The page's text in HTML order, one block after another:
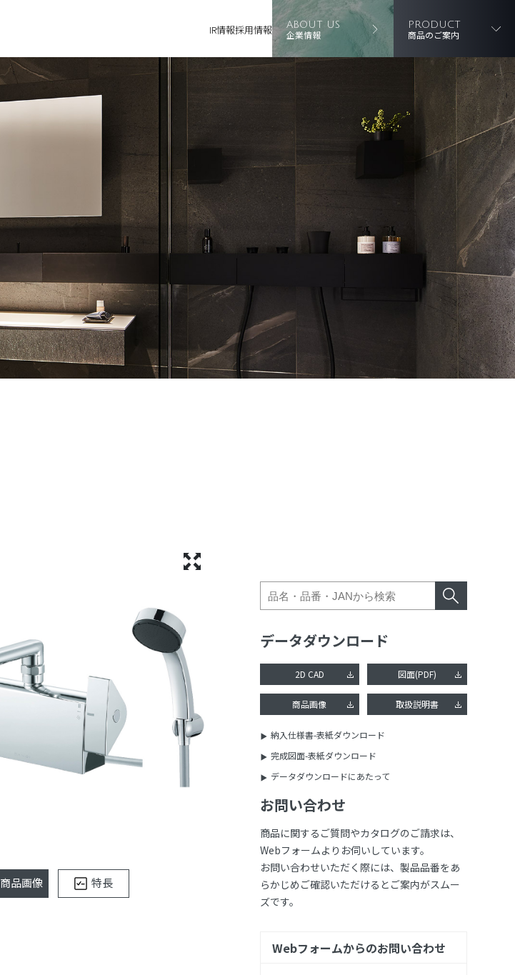
IR情報採用情報 ABOUT US
企業情報
PRODUCT
商品のご案内
商品画像 特長
データダウンロード
2D CAD 図面(PDF)
商品画像 取扱説明書
納入仕様書-表紙ダウンロード
完成図面-表紙ダウンロード
データダウンロードにあたって
お問い合わせ
商品に関するご質問やカタログのご請求は、
Webフォームよりお伺いしています。
お問い合わせいただく際には、製品品番をあ
らかじめご確認いただけるとご案内がスムー
ズです。
Webフォームからのお問い合わせ